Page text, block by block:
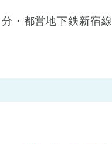
・都営地下鉄新宿